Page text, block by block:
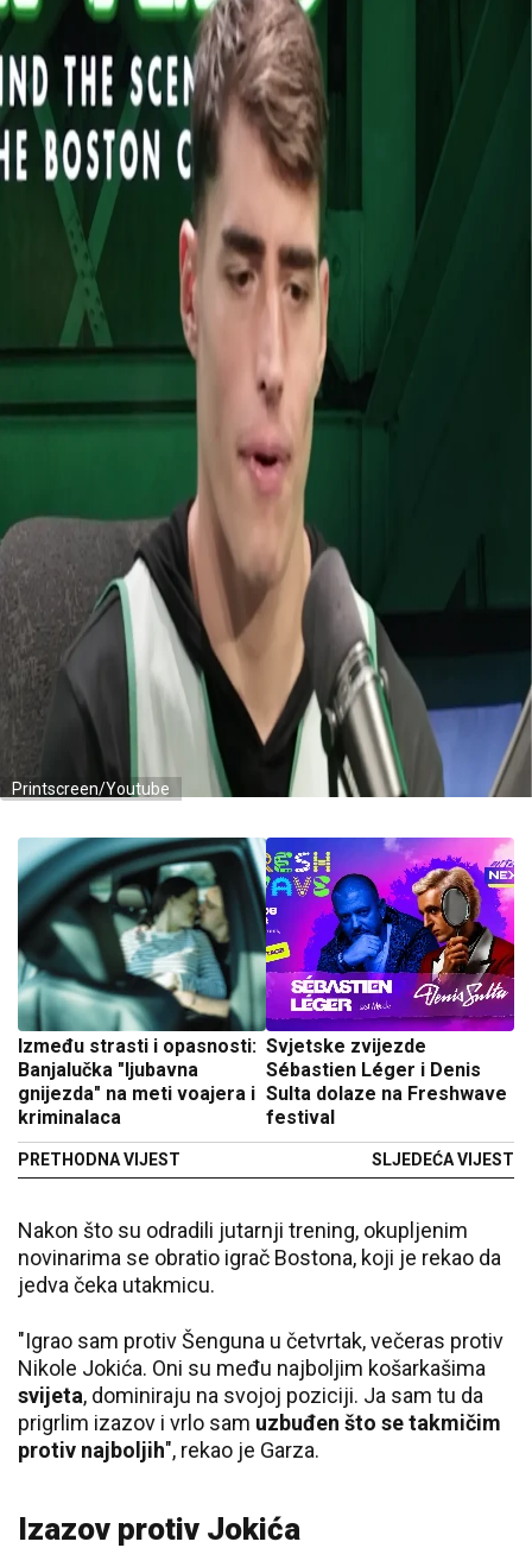
Printscreen/Youtube
Između strasti i opasnosti:
Banjalučka "ljubavna
gnijezda" na meti voajera i
kriminalaca
PRETHODNA VIJEST
Svjetske zvijezde
Sébastien Léger i Denis
Sulta dolaze na Freshwave
festival
SLJEDEĆA VIJEST
Nakon što su odradili jutarnji trening, okupljenim
novinarima se obratio igrač Bostona, koji je rekao da
jedva čeka utakmicu.
"Igrao sam protiv Šenguna u četvrtak, večeras protiv
Nikole Jokića. Oni su među najboljim košarkašima
svijeta, dominiraju na svojoj poziciji. Ja sam tu da
prigrlim izazov i vrlo sam uzbuđen što se takmičim
protiv najboljih", rekao je Garza.
Izazov protiv Jokića